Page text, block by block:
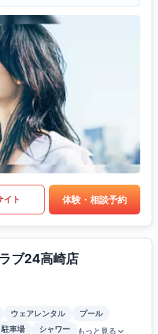
イト 体験・相談予約
ブ24高崎店
ウェアレンタル
プール
駐車場 シャワー もっと見る